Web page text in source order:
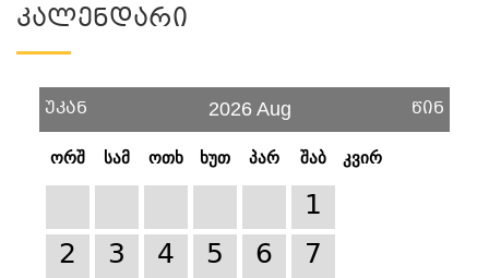
Კალენდარი
უკან 2026 Aug წინ
ორშ სამ ოთხ ხუთ პარ შაბ კვირ
1
2
3 4 5 6
7